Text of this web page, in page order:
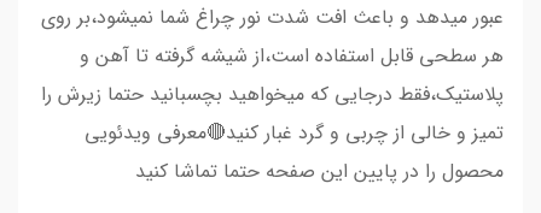
عبور میدهد و باعث افت شدت نور چراغ شما نمیشود،بر روی
هر سطحی قابل استفاده است،از شیشه گرفته تا آهن و
پلاستیک،فقط درجایی که میخواهید بچسبانید حتما زیرش را
تمیز و خالی از چربی و گرد غبار کنید🔴معرفی ویدئویی
محصول را در پایین این صفحه حتما تماشا کنید